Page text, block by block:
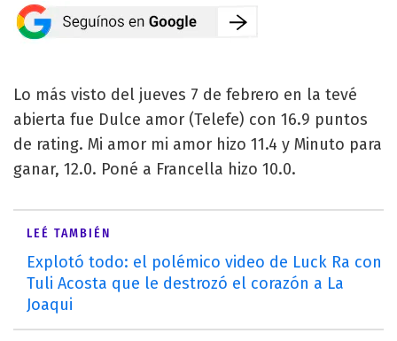
Lo más visto del jueves 7 de febrero en la tevé
abierta fue Dulce amor (Telefe) con 16.9 puntos
de rating. Mi amor mi amor hizo 11.4 y Minuto para
ganar, 12.0. Poné a Francella hizo 10.0.
LEÉ TAMBIÉN
Explotó todo: el polémico video de Luck Ra con
Tuli Acosta que le destrozó el corazón a La
Joaqui